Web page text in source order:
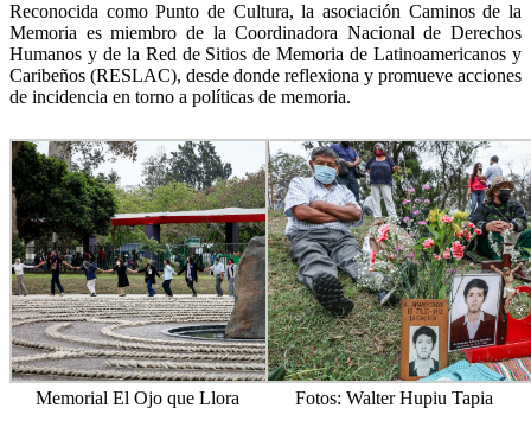
Reconocida como Punto de Cultura, la asociación Caminos de la
Memoria es miembro de la Coordinadora Nacional de Derechos
Humanos y de la Red de Sitios de Memoria de Latinoamericanos y
Caribeños (RESLAC), desde donde reflexiona y promueve acciones
de incidencia en torno a políticas de memoria.
Memorial El Ojo que Llora Fotos: Walter Hupiu Tapia